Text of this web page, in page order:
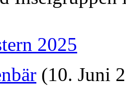
2025
(10. Juni